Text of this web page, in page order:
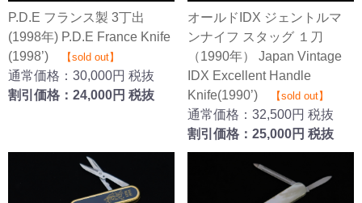
P.D.E フランス製 3丁出
(1998年) P.D.E France Knife
(1998’)
【sold out】
通常価格：30,000円 税抜
割引価格：24,000円 税抜
オールドIDX ジェントルマ
ンナイフ スタッグ １刀
（1990年） Japan Vintage
IDX Excellent Handle
Knife(1990’)
【sold out】
通常価格：32,500円 税抜
割引価格：25,000円 税抜